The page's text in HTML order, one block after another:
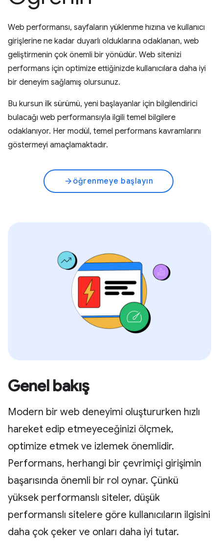
Web performansı, sayfaların yüklenme hızına ve kullanıcı
girişlerine ne kadar duyarlı olduklarına odaklanan, web
geliştirmenin çok önemli bir yönüdür. Web sitenizi
performans için optimize ettiğinizde kullanıcılara daha iyi
bir deneyim sağlamış olursunuz.
Bu kursun ilk sürümü, yeni başlayanlar için bilgilendirici
bulacağı web performansıyla ilgili temel bilgilere
odaklanıyor. Her modül, temel performans kavramlarını
göstermeyi amaçlamaktadır.
arrow_forwardöğrenmeye başlayın
Genel bakış
Modern bir web deneyimi oluştururken hızlı
hareket edip etmeyeceğinizi ölçmek,
optimize etmek ve izlemek önemlidir.
Performans, herhangi bir çevrimiçi girişimin
başarısında önemli bir rol oynar. Çünkü
yüksek performanslı siteler, düşük
performanslı sitelere göre kullanıcıların ilgisini
daha çok çeker ve onları daha iyi tutar.